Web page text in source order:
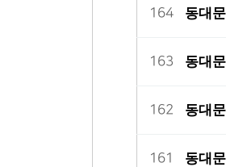
164 동대
163 동대
162 동대
161 동대